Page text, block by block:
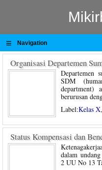
≡ Navigation
Organisasi Departemen
Departemen
SDM
department)
berurusan
Label:Kelas X,
Status Kompensasi dan
dalam
2 UU No 13